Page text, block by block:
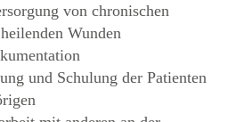
von chronischen
Wunden
und Schulung der Patienten